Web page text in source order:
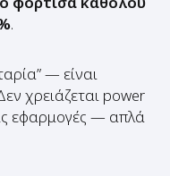
— είναι
εφαρμογές — απλά